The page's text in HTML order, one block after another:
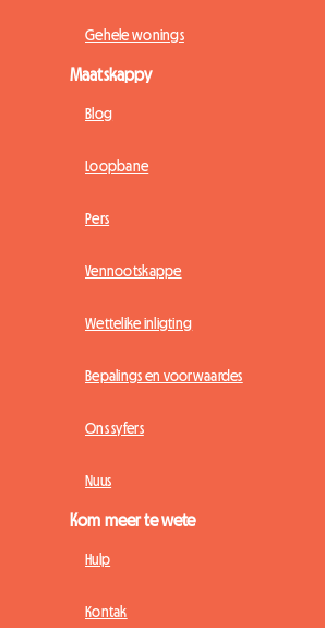
Gehele wonings
Maatskappy
Blog
Loopbane
Pers
Vennootskappe
Wettelike inligting
Bepalings en voorwaardes
Ons syfers
Nuus
Kom meer te wete
Hulp
Kontak